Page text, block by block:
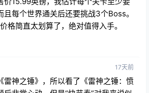
17天前
雷神之锤》，所以看了《雷神之锤：愤
非常心动。但是“快节奏”对我来说似
现实生活中我已经够累了，谢谢）。不
刚好。地图非常大，枪械手感很棒，而
非常流畅。即使是最慢的移动速度也很